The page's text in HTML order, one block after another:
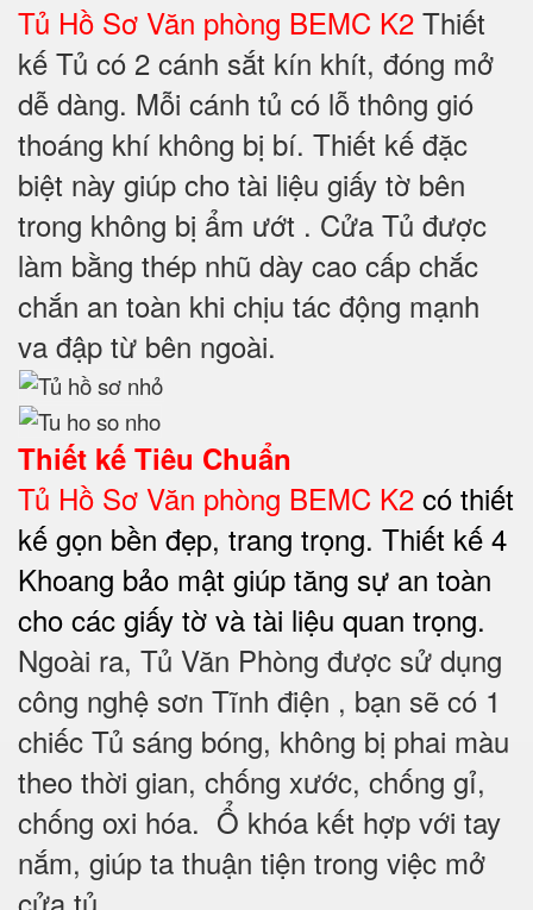
Tủ Hồ Sơ Văn phòng BEMC K2 Thiết
kế Tủ có 2 cánh sắt kín khít, đóng mở
dễ dàng. Mỗi cánh tủ có lỗ thông gió
thoáng khí không bị bí. Thiết kế đặc
biệt này giúp cho tài liệu giấy tờ bên
trong không bị ẩm ướt . Cửa Tủ được
làm bằng thép nhũ dày cao cấp chắc
chắn an toàn khi chịu tác động mạnh
va đập từ bên ngoài.
Thiết kế Tiêu Chuẩn
Tủ Hồ Sơ Văn phòng BEMC K2 có thiết
kế gọn bền đẹp, trang trọng. Thiết kế 4
Khoang bảo mật giúp tăng sự an toàn
cho các giấy tờ và tài liệu quan trọng.
Ngoài ra, Tủ Văn Phòng được sử dụng
công nghệ sơn Tĩnh điện , bạn sẽ có 1
chiếc Tủ sáng bóng, không bị phai màu
theo thời gian, chống xước, chống gỉ,
chống oxi hóa. Ổ khóa kết hợp với tay
nắm, giúp ta thuận tiện trong việc mở